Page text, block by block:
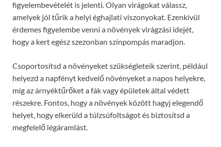
figyelembevételét is jelenti. Olyan virágokat válassz,
amelyek jól tűrik a helyi éghajlati viszonyokat. Ezenkívül
érdemes figyelembe venni a növények virágzási idejét,
hogy a kert egész szezonban színpompás maradjon.
Csoportosítsd a növényeket szükségleteik szerint, például
helyezd a napfényt kedvelő növényeket a napos helyekre,
míg az árnyéktűrőket a fák vagy épületek által védett
részekre. Fontos, hogy a növények között hagyj elegendő
helyet, hogy elkerüld a túlzsúfoltságot és biztosítsd a
megfelelő légáramlást.